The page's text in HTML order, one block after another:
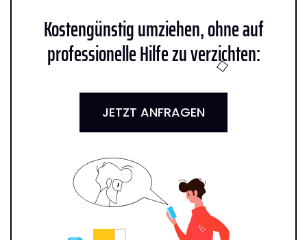
Kostengünstig umziehen, ohne auf
professionelle Hilfe zu verzichten:
JETZT ANFRAGEN